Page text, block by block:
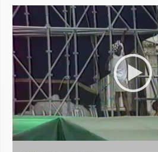
Akiyo
© RFO - Antenne 2 / Renaud Le